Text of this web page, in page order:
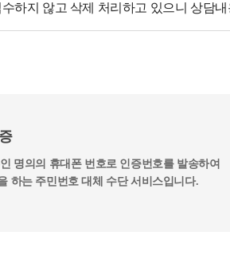
하지 않고 삭제 처리하고 있으니 상담
명의의 휴대폰 번호로 인증번호를 발송하여
하는 주민번호 대체 수단 서비스입니다.